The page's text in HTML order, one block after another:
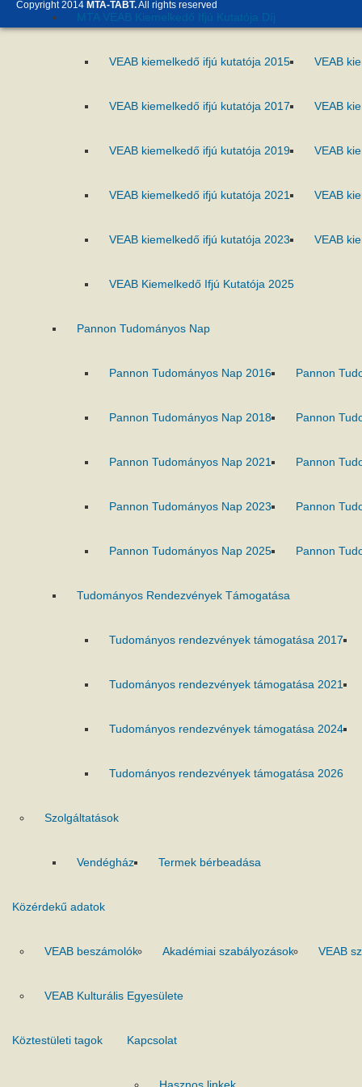
MTA VEAB Kiemelkedő Ifjú Kutatója Díj
VEAB kiemelkedő ifjú kutatója 2015 VEAB
VEAB kiemelkedő ifjú kutatója 2017 VEAB
VEAB kiemelkedő ifjú kutatója 2019 VEAB
VEAB kiemelkedő ifjú kutatója 2021 VEAB
VEAB kiemelkedő ifjú kutatója 2023 VEAB
VEAB Kiemelkedő Ifjú Kutatója 2025
Pannon Tudományos Nap
Pannon Tudományos Nap 2016 Pannon
Pannon Tudományos Nap 2018 Pannon
Pannon Tudományos Nap 2021 Pannon
Pannon Tudományos Nap 2023 Pannon
Pannon Tudományos Nap 2025 Pannon
Tudományos Rendezvények Támogatása
Tudományos rendezvények támogatása 2017
Tudományos rendezvények támogatása 2021
Tudományos rendezvények támogatása 2024
Tudományos rendezvények támogatása 2026
Szolgáltatások
Vendégház Termek bérbeadása
Közérdekű adatok
VEAB beszámolók Akadémiai szabályozások VEAB
VEAB Kulturális Egyesülete
Köztestületi tagok Kapcsolat
Copyright 2014 MTA-TABT.All rights reserved